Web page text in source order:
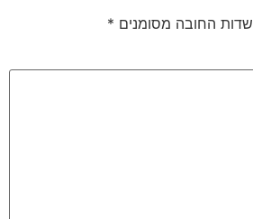
שדות החובה מסומנים *